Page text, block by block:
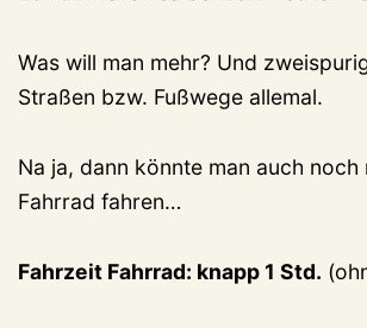
Was will man mehr? Und
Straßen bzw. Fußwege allemal.
Na ja, dann könnte man auch noch
Fahrrad fahren…
Fahrzeit Fahrrad: knapp 1 Std.